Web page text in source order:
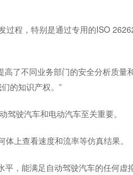
程，特别是通过专用的ISO
了不同业务部门的安全分析质量
的知识产权。”
驾驶汽车和电动汽车至关重要。
上查看速度和流率等仿真结果。
，能满足自动驾驶汽车的任何